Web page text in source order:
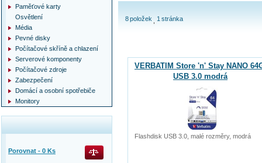
8položek 1 stránka
VERBATIM Store 'n' Stay NANO
USB 3.0 modrá
Flashdisk USB 3.0, malé rozměry, modrá
Paměťové karty
Osvětlení
Média
Pevné disky
Počítačové skříně a chlazení
Serverové komponenty
Počítačové zdroje
Zabezpečení
Domácí a osobní spotřebiče
Monitory
Porovnat - 0 Ks